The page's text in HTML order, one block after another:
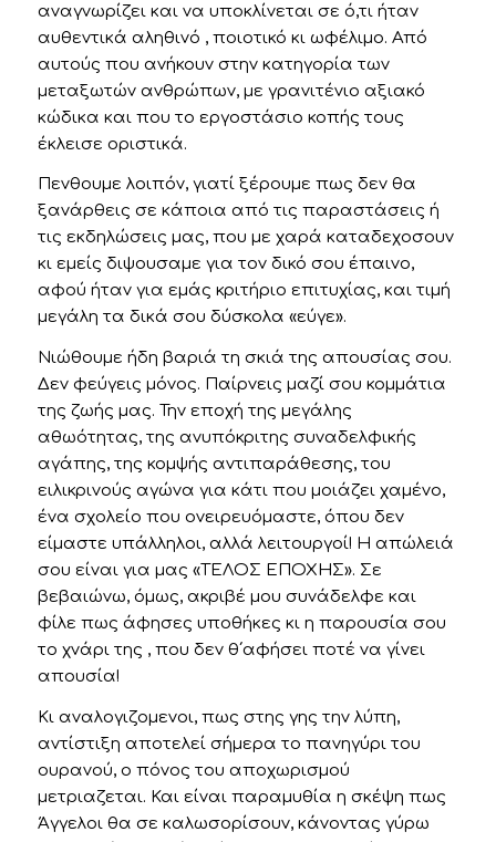
αναγνωρίζει και να υποκλίνεται σε ό,τι ήταν
αυθεντικά αληθινό , ποιοτικό κι ωφέλιμο. Από
αυτούς που ανήκουν στην κατηγορία των
μεταξωτών ανθρώπων, με γρανιτένιο αξιακό
κώδικα και που το εργοστάσιο κοπής τους
έκλεισε οριστικά.
Πενθουμε λοιπόν, γιατί ξέρουμε πως δεν θα
ξανάρθεις σε κάποια από τις παραστάσεις ή
τις εκδηλώσεις μας, που με χαρά καταδεχοσουν
κι εμείς διψουσαμε για τον δικό σου έπαινο,
αφού ήταν για εμάς κριτήριο επιτυχίας, και τιμή
μεγάλη τα δικά σου δύσκολα «εύγε».
Νιώθουμε ήδη βαριά τη σκιά της απουσίας σου.
Δεν φεύγεις μόνος. Παίρνεις μαζί σου κομμάτια
της ζωής μας. Την εποχή της μεγάλης
αθωότητας, της ανυπόκριτης συναδελφικής
αγάπης, της κομψής αντιπαράθεσης, του
ειλικρινούς αγώνα για κάτι που μοιάζει χαμένο,
ένα σχολείο που ονειρευόμαστε, όπου δεν
είμαστε υπάλληλοι, αλλά λειτουργοί! Η απώλειά
σου είναι για μας «ΤΕΛΟΣ ΕΠΟΧΗΣ». Σε
βεβαιώνω, όμως, ακριβέ μου συνάδελφε και
φίλε πως άφησες υποθήκες κι η παρουσία σου
το χνάρι της , που δεν θ΄αφήσει ποτέ να γίνει
απουσία!
Κι αναλογιζομενοι, πως στης γης την λύπη,
αντίστιξη αποτελεί σήμερα το πανηγύρι του
ουρανού, ο πόνος του αποχωρισμού
μετριαζεται. Και είναι παραμυθία η σκέψη πως
Άγγελοι θα σε καλωσορίσουν, κάνοντας γύρω